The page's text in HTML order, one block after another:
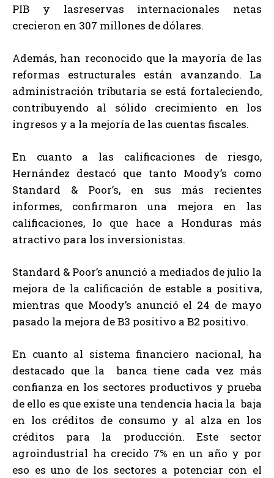
PIB y lasreservas internacionales netas
crecieron en 307 millones de dólares.
Además, han reconocido que la mayoría de las
reformas estructurales están avanzando. La
administración tributaria se está fortaleciendo,
contribuyendo al sólido crecimiento en los
ingresos y a la mejoría de las cuentas fiscales.
En cuanto a las calificaciones de riesgo,
Hernández destacó que tanto Moody’s como
Standard & Poor’s, en sus más recientes
informes, confirmaron una mejora en las
calificaciones, lo que hace a Honduras más
atractivo para los inversionistas.
Standard & Poor’s anunció a mediados de julio la
mejora de la calificación de estable a positiva,
mientras que Moody’s anunció el 24 de mayo
pasado la mejora de B3 positivo a B2 positivo.
En cuanto al sistema financiero nacional, ha
destacado que la banca tiene cada vez más
confianza en los sectores productivos y prueba
de ello es que existe una tendencia hacia la baja
en los créditos de consumo y al alza en los
créditos para la producción. Este sector
agroindustrial ha crecido 7% en un año y por
eso es uno de los sectores a potenciar con el